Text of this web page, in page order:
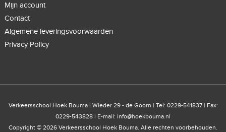
Mijn account
Contact
Algemene leveringsvoorwaarden
Privacy Policy
Verkeersschool Hoek Bouma | Wieder 29 - de Goorn | Tel: 0229-541837 | Fax:
0229-543828 | E-mail: info@hoekbouma.nl
Copyright © 2026 Verkeersschool Hoek Bouma. Alle rechten voorbehouden.